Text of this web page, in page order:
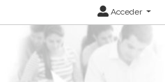
Acceder